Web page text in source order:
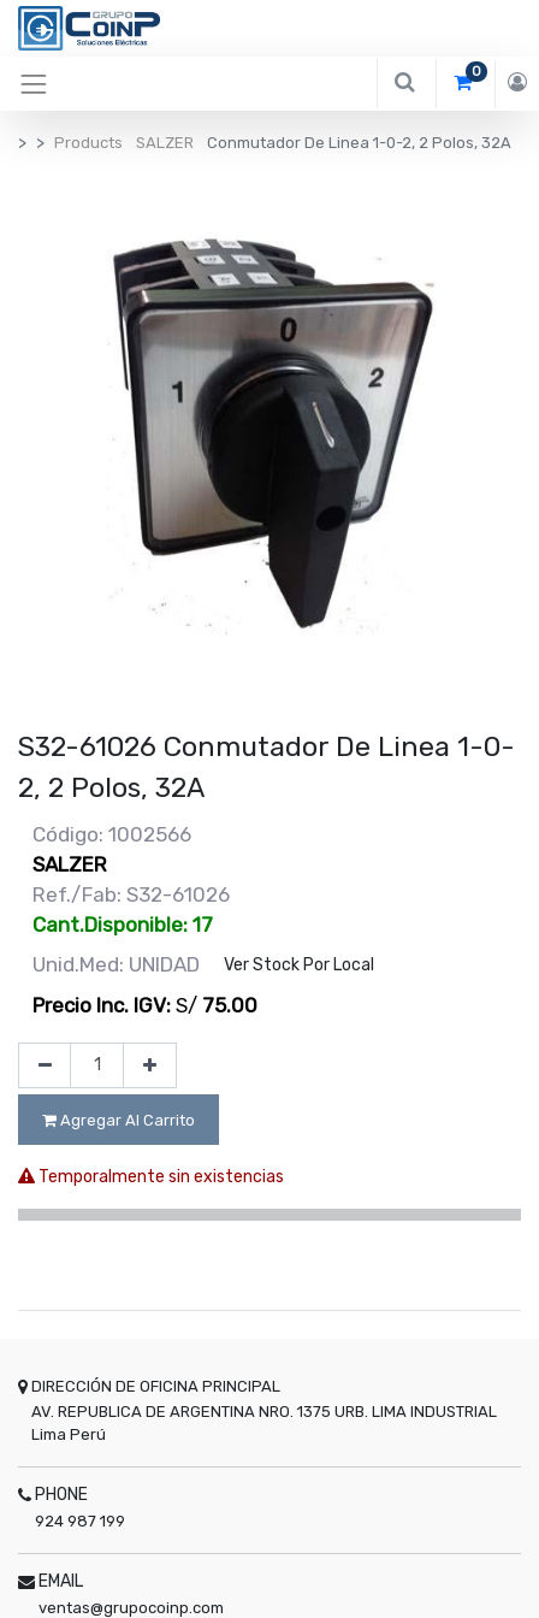
0
Products SALZER Conmutador De Linea 1-0-2, 2 Polos, 32A
S32-61026 Conmutador De Linea 1-0-
2, 2 Polos, 32A
Código: 1002566
SALZER
Ref./Fab: S32-61026
Cant.Disponible: 17
Unid.Med: UNIDAD
Ver Stock Por Local
Precio Inc. IGV: S/ 75.00
Agregar Al Carrito
Temporalmente sin existencias
DIRECCIÓN DE OFICINA PRINCIPAL
AV. REPUBLICA DE ARGENTINA NRO. 1375 URB. LIMA INDUSTRIAL
Lima Perú
PHONE
924 987 199
EMAIL
ventas@grupocoinp.com